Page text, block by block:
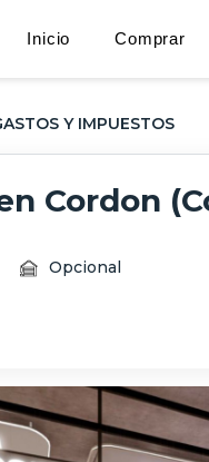
Inicio Comprar
Y IMPUESTOS
Cordon
Opcional